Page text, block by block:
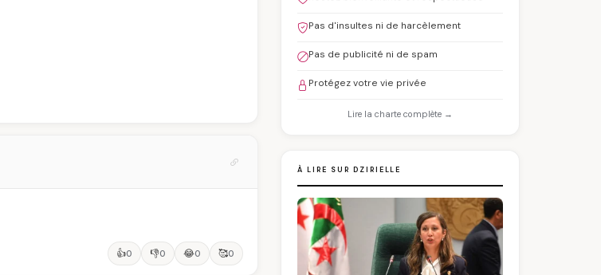
👍0 👎0 😂0 🥰0
Pas d'insultes ni de harcèlement
Pas de publicité ni de spam
Protégez votre vie privée
Lire la charte complète →
À LIRE SUR DZIRIELLE